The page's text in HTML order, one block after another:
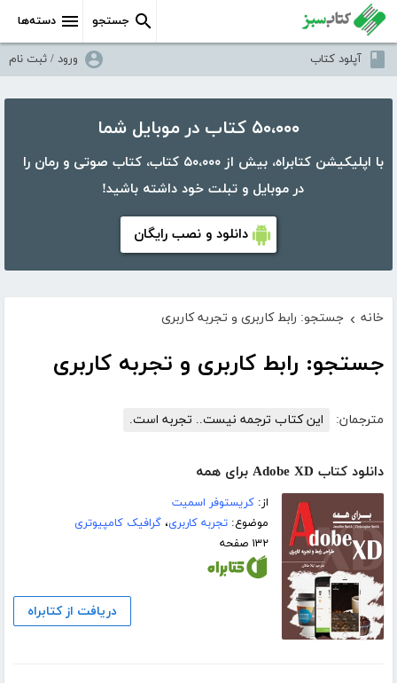
دسته‌ها جستجو
آپلود کتاب ورود / ثبت نام
۵۰،۰۰۰ کتاب در موبایل شما
با اپلیکیشن کتابراه، بیش از ۵۰،۰۰۰ کتاب، کتاب صوتی و رمان را
در موبایل و تبلت خود داشته باشید!
دانلود و نصب رایگان
خانه › جستجو: رابط کاربری و تجربه کاربری
جستجو: رابط کاربری و تجربه کاربری
مترجمان: این کتاب ترجمه نیست.. تجربه است.
دانلود کتاب Adobe XD برای همه
از:کریستوفر اسمیت
موضوع:تجربه کاربری،گرافیک کامپیوتری
۱۳۲ صفحه
دریافت از کتابراه